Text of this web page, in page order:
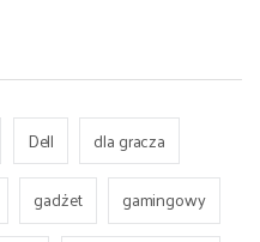
Dell
dla gracza
gadżet
gamingowy